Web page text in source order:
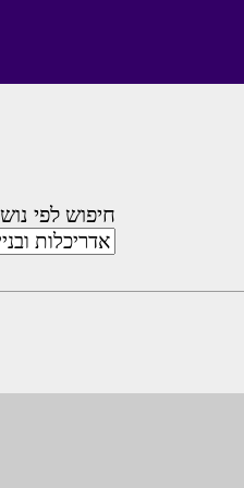
חיפוש לפי